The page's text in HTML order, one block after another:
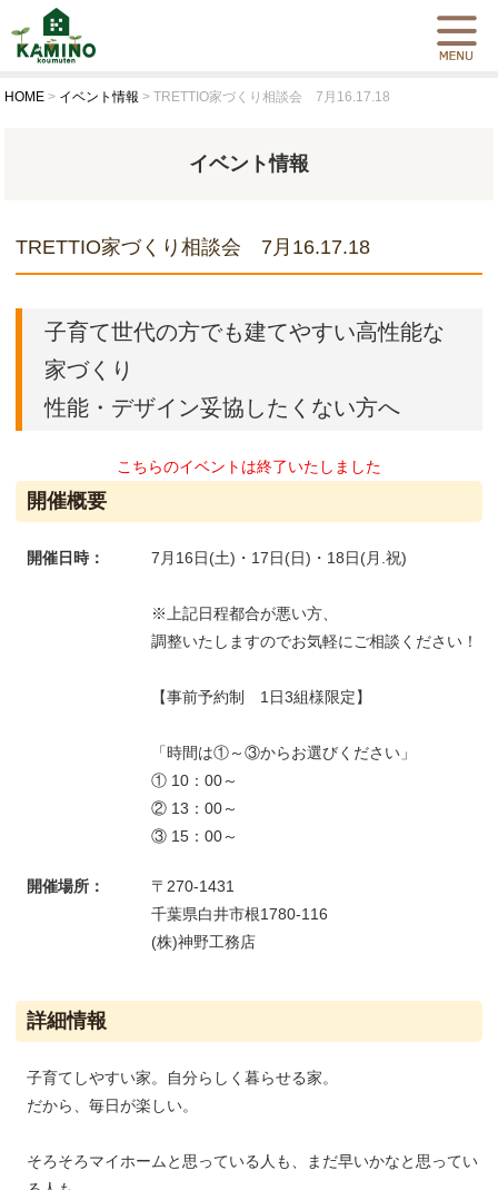
HOME > イベント情報 >TRETTIO家づくり相談会 7月16.17.18
イベント情報
TRETTIO家づくり相談会 7月16.17.18
子育て世代の方でも建てやすい高性能な
家づくり
性能・デザイン妥協したくない方へ
こちらのイベントは終了いたしました
開催概要
開催日時： 7月16日(土)・17日(日)・18日(月.祝)
※上記日程都合が悪い方、
調整いたしますのでお気軽にご相談ください！
【事前予約制 1日3組様限定】
「時間は①～③からお選びください」
① 10：00～
② 13：00～
③ 15：00～
開催場所：
〒270-1431
千葉県白井市根1780-116
(株)神野工務店
詳細情報
子育てしやすい家。自分らしく暮らせる家。
だから、毎日が楽しい。
そろそろマイホームと思っている人も、まだ早いかなと思ってい